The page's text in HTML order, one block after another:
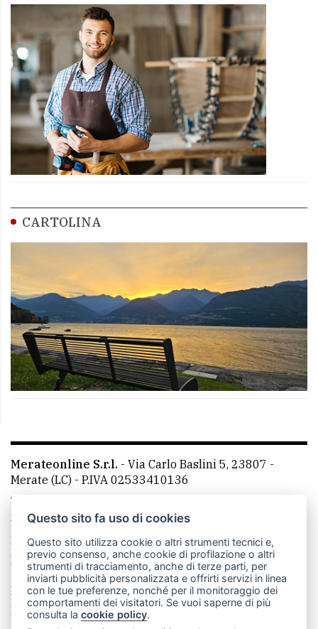
CARTOLINA
Merateonline S.r.l. - Via Carlo Baslini 5, 23807 -
Merate (LC) - P.IVA 02533410136
Telefono:
mail: redazione@leccoonline.com
La redazione
MerateOnline CasateOnline
RSS
Made by VIP
Privacy policy
Cookie policy
Rivedi le tue scelte sui cookie
Questo sito fa uso di cookies
Questo sito utilizza cookie o altri strumenti tecnici e,
previo consenso, anche cookie di profilazione o altri
strumenti di tracciamento, anche di terze parti, per
inviarti pubblicità personalizzata e offrirti servizi in linea
con le tue preferenze, nonché per il monitoraggio dei
comportamenti dei visitatori. Se vuoi saperne di più
consulta lacookie policy.